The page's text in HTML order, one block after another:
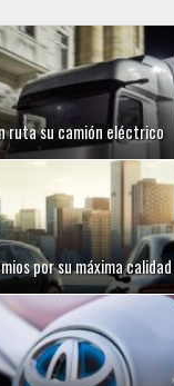
ruta su camión eléctrico
por su máxima calidad